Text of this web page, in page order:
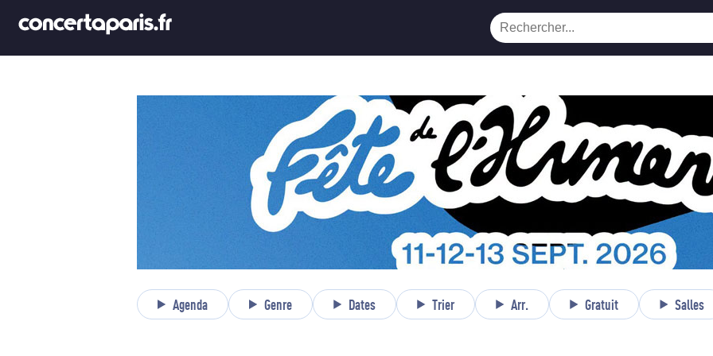
Agenda Genre Dates Trier Arr. Gratuit Salles